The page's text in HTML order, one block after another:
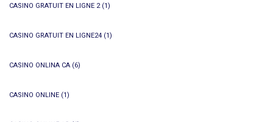
CASINO GRATUIT EN LIGNE 2(1)
CASINO GRATUIT EN LIGNE24 (1)
CASINO ONLINA CA (6)
CASINO ONLINE (1)